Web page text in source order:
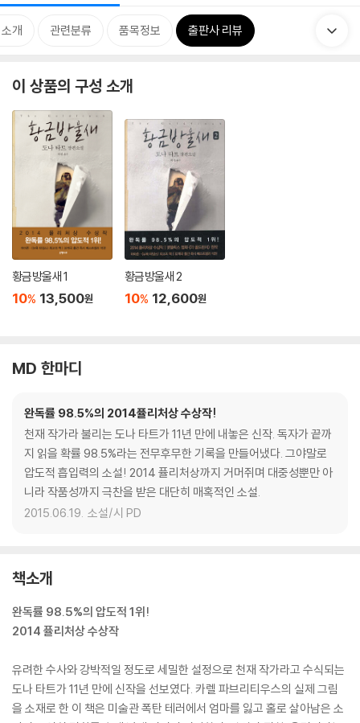
개 관련분류 품목정보 출판사 리뷰
이 상품의 구성 소개
황금방울새 1
10% 13,500원
황금방울새 2
10% 12,600원
MD 한마디
완독률 98.5%의 2014퓰리처상 수상작!
천재 작가라 불리는 도나 타트가 11년 만에 내놓은 신작. 독자가 끝까
지 읽을 확률 98.5%라는 전무후무한 기록을 만들어냈다. 그야말로
압도적 흡입력의 소설! 2014 퓰리처상까지 거머쥐며 대중성뿐만 아
니라 작품성까지 극찬을 받은 대단히 매혹적인 소설.
2015.06.19. 소설/시 PD
책소개
완독률 98.5%의 압도적 1위!
2014 퓰리처상 수상작
유려한 수사와 강박적일 정도로 세밀한 설정으로 천재 작가라고 수식되는
도나 타트가 11년 만에 신작을 선보였다. 카렐 파브리티우스의 실제 그림
을 소재로 한 이 책은 미술관 폭탄 테러에서 엄마를 잃고 홀로 살아남은 소